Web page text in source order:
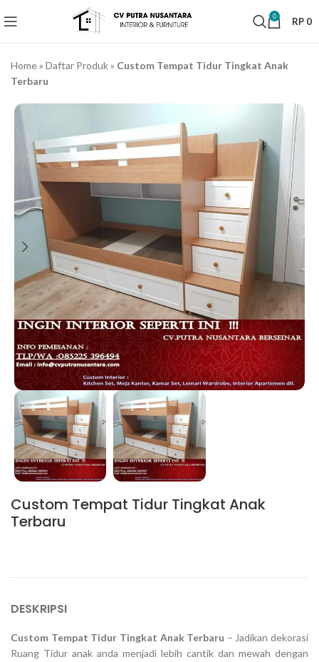
0 RP 0
Home» Daftar Produk» Custom Tempat Tidur Tingkat Anak
Terbaru
Custom Tempat Tidur Tingkat Anak
Terbaru
DESKRIPSI
Custom Tempat Tidur Tingkat Anak Terbaru – Jadikan dekorasi
Ruang Tidur anak anda menjadi lebih cantik dan mewah dengan